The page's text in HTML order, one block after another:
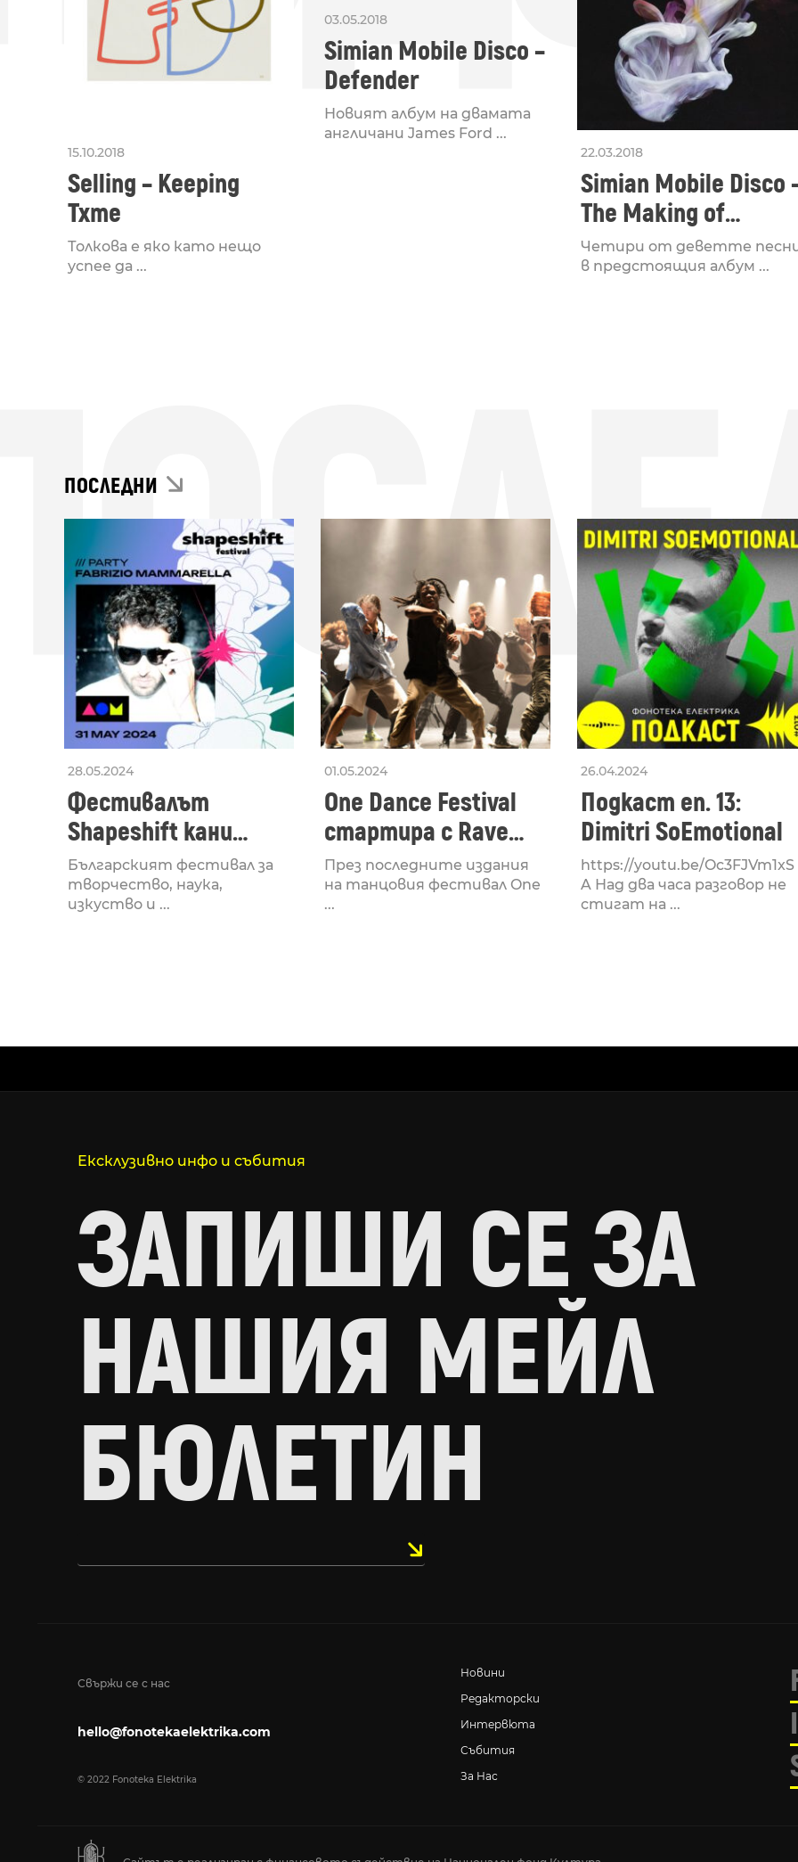
15.10.2018
Selling – Keeping
Txme
Толкова е яко като нещо
успее да ...
03.05.2018
Simian Mobile Disco –
Defender
Новият албум на двамата
англичани James Ford ...
22.03.2018
Simian Mobile Disco
The Making of
Murmurations
Четири от деветте
в предстоящия албум ...
ПОСЛЕДНИ
28.05.2024
Фестивалът
Shapeshift кани
Fabrizio Mammarella
за откриването си
Българският фестивал за
творчество, наука,
изкуство и ...
01.05.2024
One Dance Festival
стартира с Rave
Lucid, посветен на
рейв културата
През последните издания
на танцовия фестивал One
...
26.04.2024
Подкаст еп. 13:
Dimitri SoEmotional
https://youtu.be/Oc3FJVm1xS
A Над два часа разговор не
стигат на ...
Ексклузивно инфо и събития
ЗАПИШИ СЕ ЗА
НАШИЯ МЕЙЛ
БЮЛЕТИН
Свържи се с нас
hello@fonotekaelektrika.com
© 2022 Fonoteka Elektrika
Новини
Редакторски
Интервюта
Събития
За Нас